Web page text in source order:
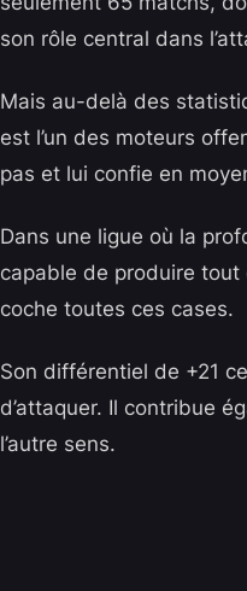
son rôle central dans
Mais au-delà des
est l’un des moteurs
pas et lui confie en
Dans une ligue où la
capable de produire
coche toutes ces cases.
Son différentiel de +21
d’attaquer. Il contribue
l’autre sens.